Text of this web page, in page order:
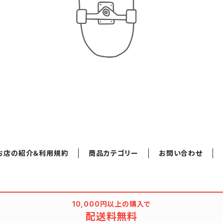
店の紹介＆利用規約 商品カテゴリー お問い合わせ
10,000円以上の購入で
配送料無料